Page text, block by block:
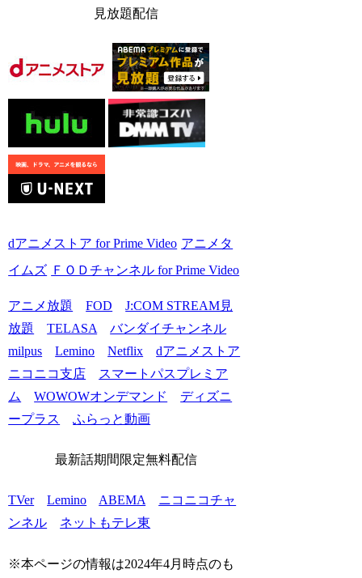
見放題配信
dアニメストア for Prime Video アニメタ
イムズ ＦＯＤチャンネル for Prime Video
アニメ放題 FOD
J:COM STREAM見
放題
TELASA
バンダイチャンネル
milpus
Lemino Netflix
dアニメストア
ニコニコ支店
スマートパスプレミア
ム
WOWOWオンデマンド
ディズニ
ープラス
ふらっと動画
最新話期間限定無料配信
TVer Lemino ABEMA
ニコニコチャ
ンネル
ネットもテレ東
※本ページの情報は2024年4月時点のも